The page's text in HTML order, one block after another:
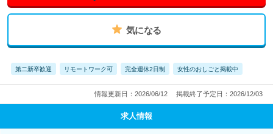
気になる
第二新卒歓迎 リモートワーク可 完全週休2日制 女性のおしごと掲載中
情報更新日：2026/06/12 掲載終了予定日：2026/12/03
求人情報